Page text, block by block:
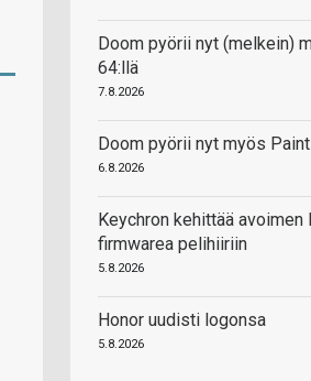
Doom pyörii nyt (melkein)
64:llä
7.8.2026
Doom pyörii nyt myös
6.8.2026
Keychron kehittää avoimen
firmwarea pelihiiriin
5.8.2026
Honor uudisti logonsa
5.8.2026